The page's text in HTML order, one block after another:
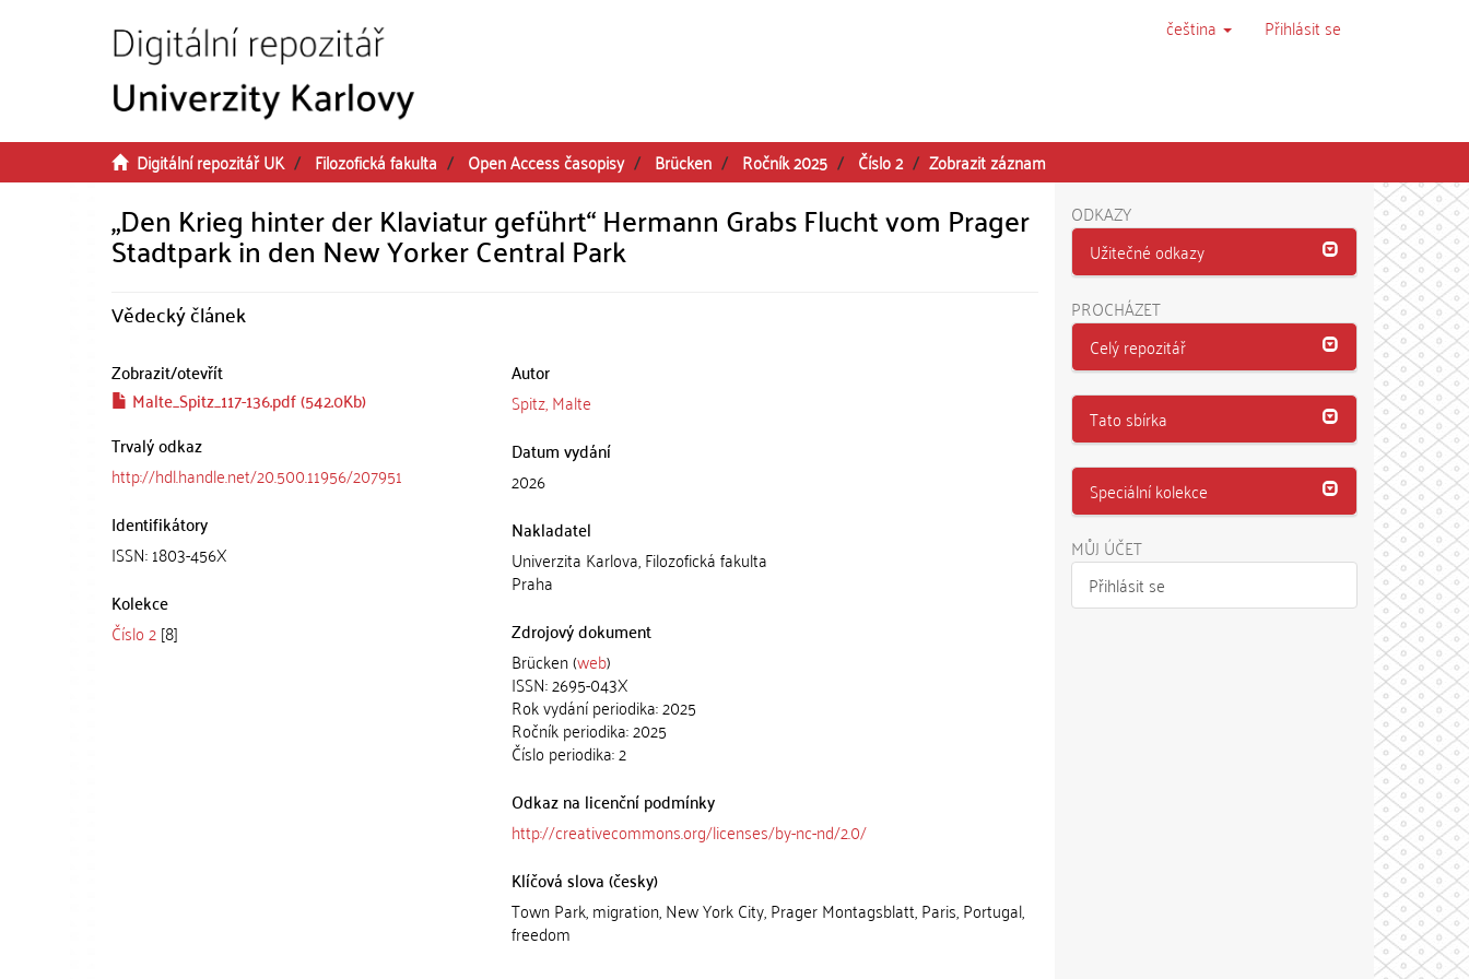
čeština Přihlásit se
Digitální repozitář UK Filozofická fakulta Open Access časopisy Brücken Ročník 2025 Číslo 2 Zobrazit záznam
„Den Krieg hinter der Klaviatur geführt“ Hermann Grabs Flucht vom Prager
Stadtpark in den New Yorker Central Park
Vědecký článek
Zobrazit/otevřít
Malte_Spitz_117-136.pdf (542.0Kb)
Trvalý odkaz
http://hdl.handle.net/20.500.11956/207951
Identifikátory
ISSN: 1803-456X
Kolekce
Číslo 2[8]
Autor
Spitz, Malte
Datum vydání
2026
Nakladatel
Univerzita Karlova, Filozofická fakulta
Praha
Zdrojový dokument
Brücken (web)
ISSN: 2695-043X
Rok vydání periodika: 2025
Ročník periodika: 2025
Číslo periodika: 2
Odkaz na licenční podmínky
http://creativecommons.org/licenses/by-nc-nd/2.0/
Klíčová slova (česky)
Town Park, migration, New York City, Prager Montagsblatt, Paris, Portugal,
freedom
ODKAZY
Užitečné odkazy
PROCHÁZET
Celý repozitář
Tato sbírka
Speciální kolekce
MŮJ ÚČET
Přihlásit se